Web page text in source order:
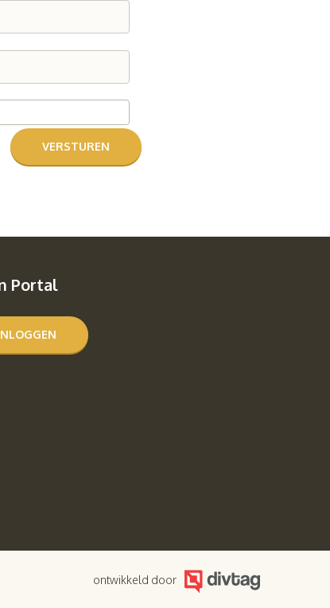
Portal
ontwikkeld door